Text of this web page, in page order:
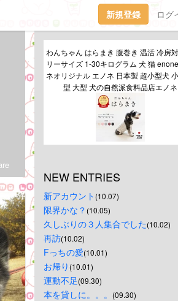
新規登録 ログ
わんちゃん はらまき 腹巻き 温活 冷房
リーサイズ 1-30キログラム 犬 猫
ネオリジナル エノネ 日本製 超小型犬
型 大型 犬の自然派食料品店エノネ
NEW ENTRIES
新アカウント (10.07)
限界かな？ (10.05)
久しぶりの３人集合でした(10.02)
再訪(10.02)
Fっちの愛(10.01)
お帰り (10.01)
運動不足(09.30)
本を貸しに。。。 (09.30)